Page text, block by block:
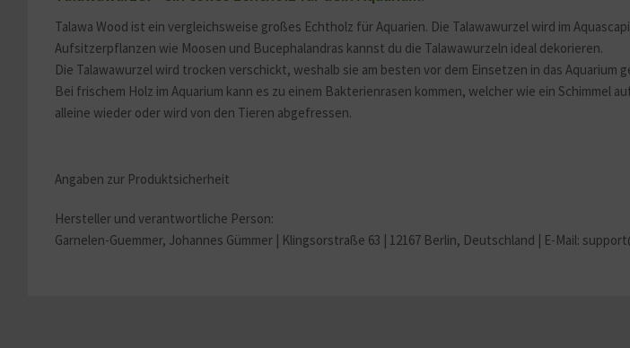
Talawa Wood ist ein vergleichsweise großes Echtholz für Aquarien. Die Talawawurzel wird im
Aufsitzerpflanzen wie Moosen und Bucephalandras kannst du die Talawawurzeln ideal dekorieren.
Die Talawawurzel wird trocken verschickt, weshalb sie am besten vor dem Einsetzen in das Aquarium
Bei frischem Holz im Aquarium kann es zu einem Bakterienrasen kommen, welcher wie ein Schimmel
alleine wieder oder wird von den Tieren abgefressen.
Angaben zur Produktsicherheit
Hersteller und verantwortliche Person:
Garnelen-Guemmer, Johannes Gümmer | Klingsorstraße 63 | 12167 Berlin, Deutschland | E-Mail:
Sonstige